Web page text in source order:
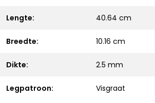
Lengte: 40.64 cm
Breedte: 10.16 cm
Dikte: 2.5 mm
Legpatroon: Visgraat